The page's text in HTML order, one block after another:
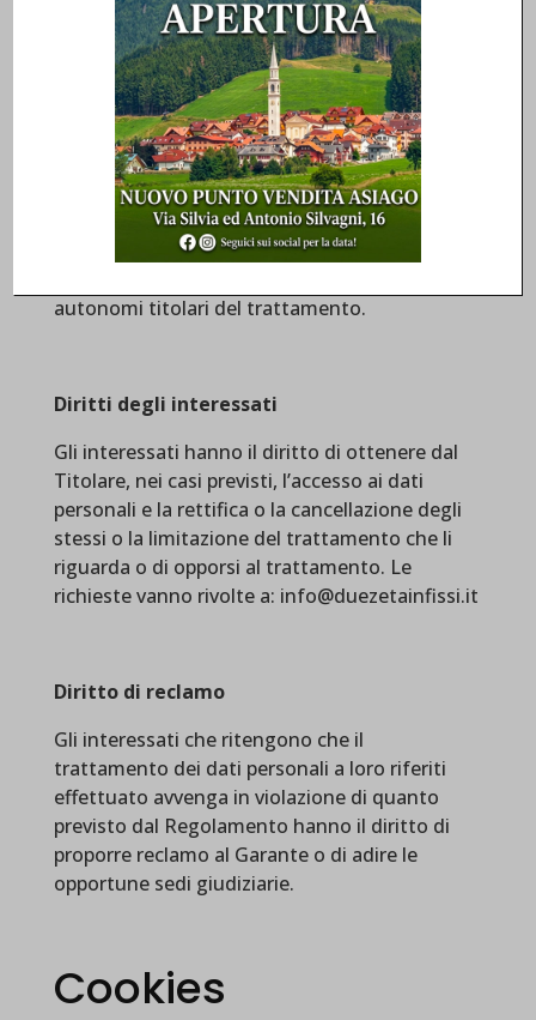
Suoi dati per le finalità di cui lett. a), della
presente informativa, per quanto di loro
rispettiva e specifica competenza, a Enti di
accreditamento, Organismi di certificazione,
Ministeri, Istituti, Associazioni e, in generale,
ad ogni soggetto pubblico o privato rispetto ai
quali la comunicazione sia obbligatoria per
legge o in virtù di accordi bilaterali per
l’espletamento delle suddette finalità. Detti
autonomi titolari del trattamento.
Diritti degli interessati
Gli interessati hanno il diritto di ottenere dal
Titolare, nei casi previsti, l’accesso ai dati
personali e la rettifica o la cancellazione degli
stessi o la limitazione del trattamento che li
riguarda o di opporsi al trattamento. Le
richieste vanno rivolte a: info@duezetainfissi.it
Diritto di reclamo
Gli interessati che ritengono che il
trattamento dei dati personali a loro riferiti
effettuato avvenga in violazione di quanto
previsto dal Regolamento hanno il diritto di
proporre reclamo al Garante o di adire le
opportune sedi giudiziarie.
Cookies